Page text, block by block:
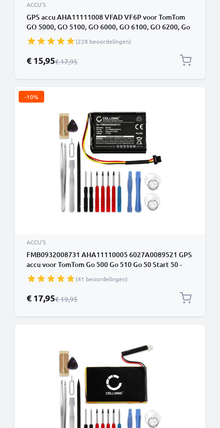
ACCU'S
GPS accu AHA11111008 VFAD VF6P voor TomTom
GO 5000, GO 5100, GO 6000, GO 6100, GO 6200, Go
6250 - 1100mAh batterij vervangen Navigatie accu +
gereedschapset toolkit
(228 beoordelingen)
Speciale prijs
€ 15,95Normale prijs
€ 17,95
-10%
ACCU'S
FMB0932008731 AHA11110005 6027A0089521 GPS
accu voor TomTom Go 500 Go 510 Go 50 Start 50 -
950mAh + Schroevendraaier-set vervangende
batterij navigatie
(41 beoordelingen)
Speciale prijs
€ 17,95Normale prijs
€ 19,95